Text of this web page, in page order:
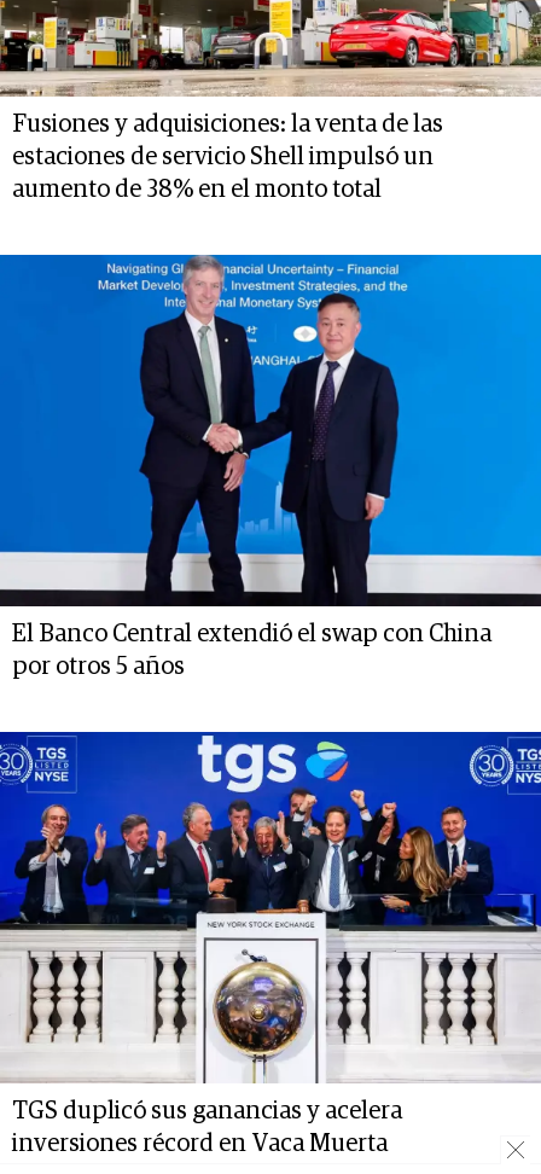
Fusiones y adquisiciones: la venta de las
estaciones de servicio Shell impulsó un
aumento de 38% en el monto total
El Banco Central extendió el swap con China
por otros 5 años
TGS duplicó sus ganancias y acelera
inversiones récord en Vaca Muerta